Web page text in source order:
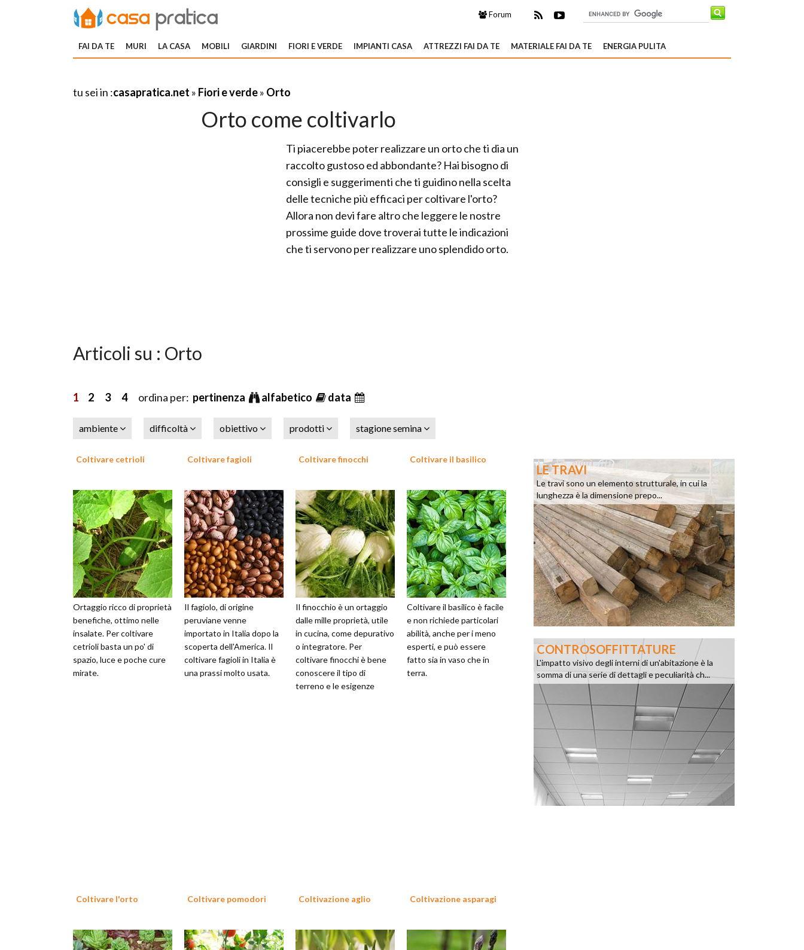
Forum
FAI DA TE MURI LA CASA MOBILI GIARDINI FIORI E VERDE IMPIANTI CASA ATTREZZI FAI DA TE MATERIALE FAI DA TE ENERGIA PULITA
tu sei in :casapratica.net » Fiori e verde» Orto
Orto come coltivarlo
Ti piacerebbe poter realizzare un orto che ti dia un
raccolto gustoso ed abbondante? Hai bisogno di
consigli e suggerimenti che ti guidino nella scelta
delle tecniche più efficaci per coltivare l'orto?
Allora non devi fare altro che leggere le nostre
prossime guide dove troverai tutte le indicazioni
che ti servono per realizzare uno splendido orto.
Articoli su : Orto
1 2 3 4ordina per: pertinenza alfabetico data
ambiente difficoltà obiettivo prodotti stagione semina
Coltivare cetrioli
Ortaggio ricco di proprietà
benefiche, ottimo nelle
insalate. Per coltivare
cetrioli basta un po' di
spazio, luce e poche cure
mirate.
Coltivare fagioli
Il fagiolo, di origine
peruviane venne
importato in Italia dopo la
scoperta dell'America. Il
coltivare fagioli in Italia è
una prassi molto usata.
Coltivare finocchi
Il finocchio è un ortaggio
dalle mille proprietà, utile
in cucina, come depurativo
o integratore. Per
coltivare finocchi è bene
conoscere il tipo di
terreno e le esigenze
Coltivare il basilico
Coltivare il basilico è facile
e non richiede particolari
abilità, anche per i meno
esperti, e può essere
fatto sia in vaso che in
terra.
Coltivare l'orto Coltivare pomodori Coltivazione aglio Coltivazione asparagi
LE TRAVI
Le travi sono un elemento strutturale, in cui la
lunghezza è la dimensione prepo...
CONTROSOFFITTATURE
L'impatto visivo degli interni di un'abitazione è la
somma di una serie di dettagli e peculiarità ch...